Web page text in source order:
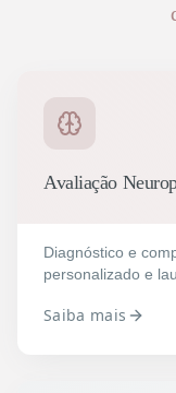
Avaliação
Diagnóstico e
personalizado e
Saiba mais